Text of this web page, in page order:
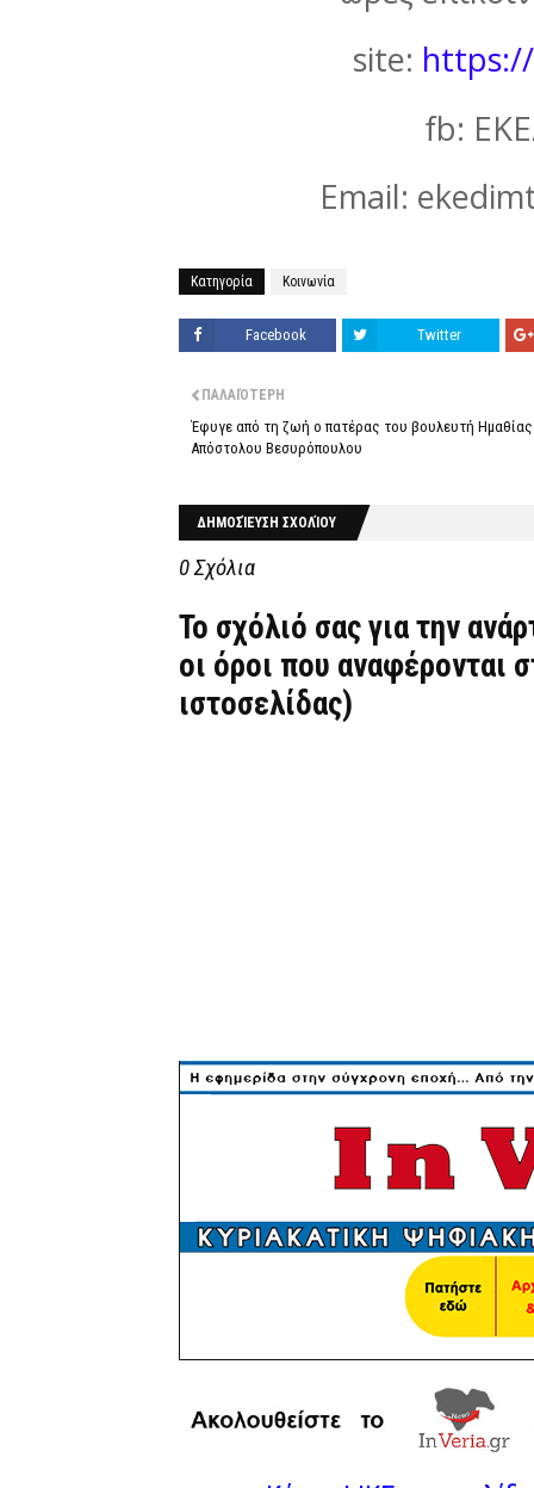
site:
fb:
Email:
Κατηγορία Κοινωνία
Facebook Twitter
ΠΑΛΑΙΌΤΕΡΗ
Έφυγε από τη ζωή ο πατέρας του βουλευτή Ημαθίας
Απόστολου Βεσυρόπουλου
ΔΗΜΟΣΊΕΥΣΗ ΣΧΟΛΊΟΥ
0 Σχόλια
Το σχόλιό σας για την
οι όροι που αναφέρονται
ιστοσελίδας)